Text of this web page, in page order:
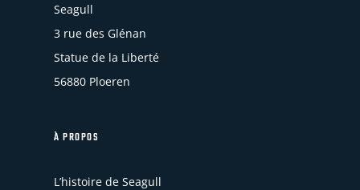
Seagull
3 rue des Glénan
Statue de la Liberté
56880 Ploeren
À PROPOS
L’histoire de Seagull